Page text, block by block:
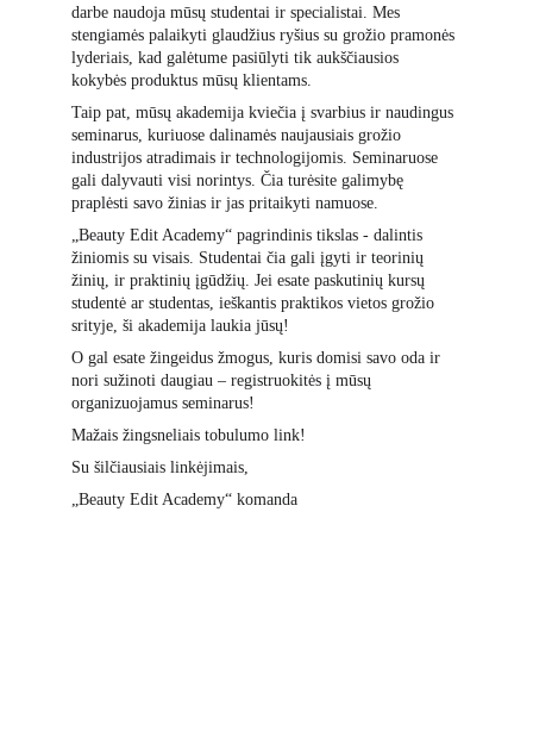
darbe naudoja mūsų studentai ir specialistai. Mes
stengiamės palaikyti glaudžius ryšius su grožio pramonės
lyderiais, kad galėtume pasiūlyti tik aukščiausios
kokybės produktus mūsų klientams.
Taip pat, mūsų akademija kviečia į svarbius ir naudingus
seminarus, kuriuose dalinamės naujausiais grožio
industrijos atradimais ir technologijomis. Seminaruose
gali dalyvauti visi norintys. Čia turėsite galimybę
praplėsti savo žinias ir jas pritaikyti namuose.
„Beauty Edit Academy“ pagrindinis tikslas - dalintis
žiniomis su visais. Studentai čia gali įgyti ir teorinių
žinių, ir praktinių įgūdžių. Jei esate paskutinių kursų
studentė ar studentas, ieškantis praktikos vietos grožio
srityje, ši akademija laukia jūsų!
O gal esate žingeidus žmogus, kuris domisi savo oda ir
nori sužinoti daugiau – registruokitės į mūsų
organizuojamus seminarus!
Mažais žingsneliais tobulumo link!
Su šilčiausiais linkėjimais,
„Beauty Edit Academy“ komanda